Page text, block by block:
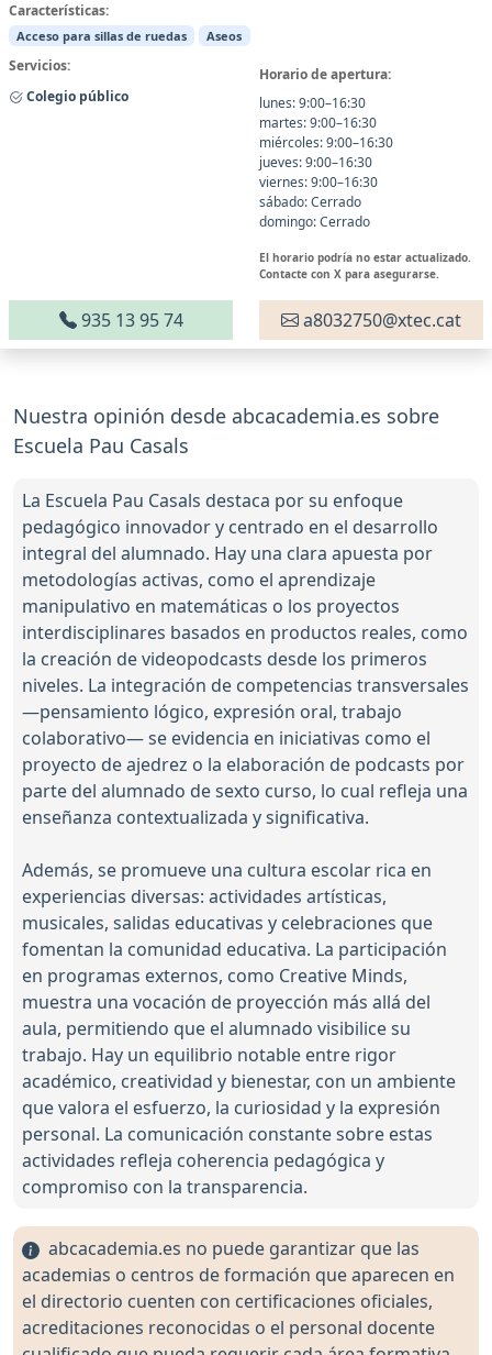
Características:
Acceso para sillas de ruedas Aseos
Servicios:
Colegio público
Horario de apertura:
lunes: 9:00–16:30
martes: 9:00–16:30
miércoles: 9:00–16:30
jueves: 9:00–16:30
viernes: 9:00–16:30
sábado: Cerrado
domingo: Cerrado
El horario podría no estar actualizado.
Contacte con X para asegurarse.
935 13 95 74 a8032750@xtec.cat
Nuestra opinión desde abcacademia.es sobre
Escuela Pau Casals
La Escuela Pau Casals destaca por su enfoque
pedagógico innovador y centrado en el desarrollo
integral del alumnado. Hay una clara apuesta por
metodologías activas, como el aprendizaje
manipulativo en matemáticas o los proyectos
interdisciplinares basados en productos reales, como
la creación de videopodcasts desde los primeros
niveles. La integración de competencias transversales
—pensamiento lógico, expresión oral, trabajo
colaborativo— se evidencia en iniciativas como el
proyecto de ajedrez o la elaboración de podcasts por
parte del alumnado de sexto curso, lo cual refleja una
enseñanza contextualizada y significativa.
Además, se promueve una cultura escolar rica en
experiencias diversas: actividades artísticas,
musicales, salidas educativas y celebraciones que
fomentan la comunidad educativa. La participación
en programas externos, como Creative Minds,
muestra una vocación de proyección más allá del
aula, permitiendo que el alumnado visibilice su
trabajo. Hay un equilibrio notable entre rigor
académico, creatividad y bienestar, con un ambiente
que valora el esfuerzo, la curiosidad y la expresión
personal. La comunicación constante sobre estas
actividades refleja coherencia pedagógica y
compromiso con la transparencia.
abcacademia.es no puede garantizar que las
academias o centros de formación que aparecen en
el directorio cuenten con certificaciones oficiales,
acreditaciones reconocidas o el personal docente